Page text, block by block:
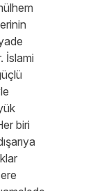
İslami
biri